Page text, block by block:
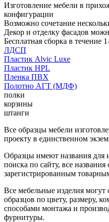
Изготовление мебели в
конфигурации
Возможно сочетание
Декор и отделку фасадов
Бесплатная сборка в течение
ЛДСП
Пластик Alvic Luxe
Пластик HPL
Пленка ПВХ
Полотно АГТ (МДФ)
полки
корзины
штанги
Все образцы мебели
проекту в единственном
Образцы имеют названия для
поиска по сайту, все
зарегистрированным
Все мебельные изделия могут
образцов по цвету, размеру,
способами монтажа и
фурнитуры.